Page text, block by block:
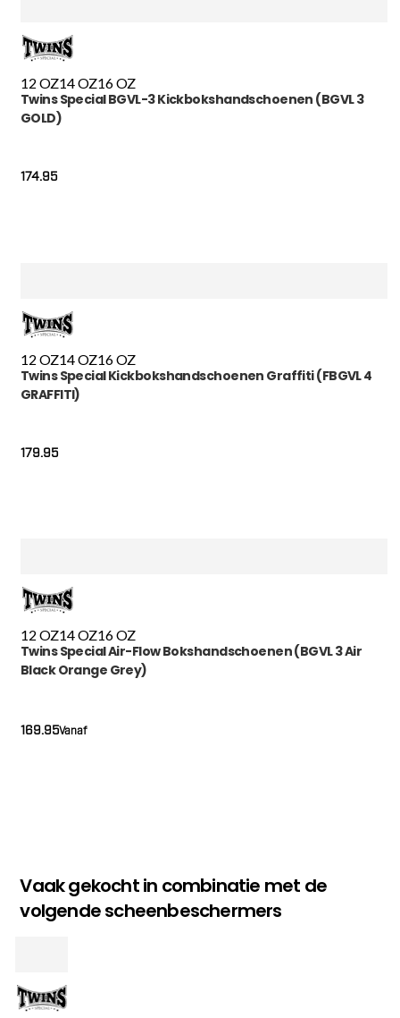
12 OZ14 OZ16 OZ
Twins Special BGVL-3 Kickbokshandschoenen (BGVL 3
GOLD)
174.95
12 OZ14 OZ16 OZ
Twins Special Kickbokshandschoenen Graffiti (FBGVL 4
GRAFFITI)
179.95
12 OZ14 OZ16 OZ
Twins Special Air-Flow Bokshandschoenen (BGVL 3 Air
Black Orange Grey)
Vanaf
169.95
Vaak gekocht in combinatie met de
volgende scheenbeschermers